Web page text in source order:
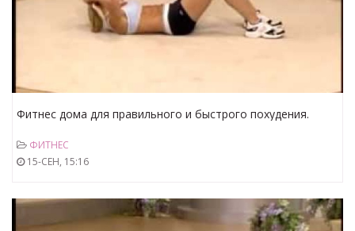
Фитнес дома для правильного и быстрого похудения.
ФИТНЕС
15-СЕН, 15:16